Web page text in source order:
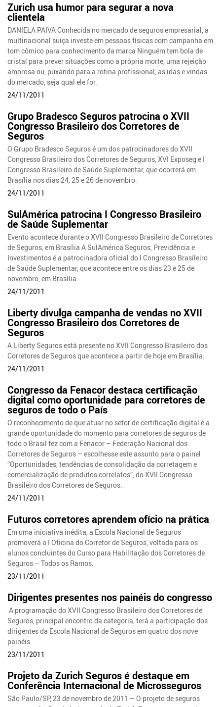
Zurich usa humor para segurar a nova
clientela
DANIELA PAIVA Conhecida no mercado de seguros empresarial, a
multinacional suíça investe em pessoas físicas com campanha em
tom cômico para conhecimento da marca Ninguém tem bola de
cristal para prever situações como a própria morte, uma rejeição
amorosa ou, puxando para a rotina profissional, as idas e vindas
do mercado, seja qual ele for.
24/11/2011
Grupo Bradesco Seguros patrocina o XVII
Congresso Brasileiro dos Corretores de
Seguros
O Grupo Bradesco Seguros é um dos patrocinadores do XVII
Congresso Brasileiro dos Corretores de Seguros, XVI Exposeg e I
Congresso Brasileiro de Saúde Suplementar, que ocorrerá em
Brasília nos dias 24, 25 e 26 de novembro.
24/11/2011
SulAmérica patrocina I Congresso Brasileiro
de Saúde Suplementar
Evento acontece durante o XVII Congresso Brasileiro de Corretores
de Seguros, em Brasília A SulAmérica Seguros, Previdência e
Investimentos é a patrocinadora oficial do I Congresso Brasileiro
de Saúde Suplementar, que acontece entre os dias 23 e 25 de
novembro, em Brasília.
24/11/2011
Liberty divulga campanha de vendas no XVII
Congresso Brasileiro dos Corretores de
Seguros
A Liberty Seguros está presente no XVII Congresso Brasileiro dos
Corretores de Seguros que acontece a partir de hoje em Brasília.
24/11/2011
Congresso da Fenacor destaca certificação
digital como oportunidade para corretores de
seguros de todo o País
O reconhecimento de que atuar no setor de certificação digital é a
grande oportunidade do momento para corretores de seguros de
todo o Brasil fez com a Fenacor – Federação Nacional dos
Corretores de Seguros – escolhesse este assunto para o painel
“Oportunidades, tendências de consolidação da corretagem e
comercialização de produtos correlatos”, do XVII Congresso
Brasileiro dos Corretores de Seguros.
24/11/2011
Futuros corretores aprendem ofício na prática
Em uma iniciativa inédita, a Escola Nacional de Seguros
promoverá a I Oficina do Corretor de Seguros, voltada para os
alunos concluintes do Curso para Habilitação dos Corretores de
Seguros – Todos os Ramos.
23/11/2011
Dirigentes presentes nos painéis do congresso
A programação do XVII Congresso Brasileiro dos Corretores de
Seguros, principal encontro da categoria, terá a participação dos
dirigentes da Escola Nacional de Seguros em quatro dos nove
painéis.
23/11/2011
Projeto da Zurich Seguros é destaque em
Conferência Internacional de Microsseguros
São Paulo/SP, 23 de novembro de 2011 – O projeto de seguros